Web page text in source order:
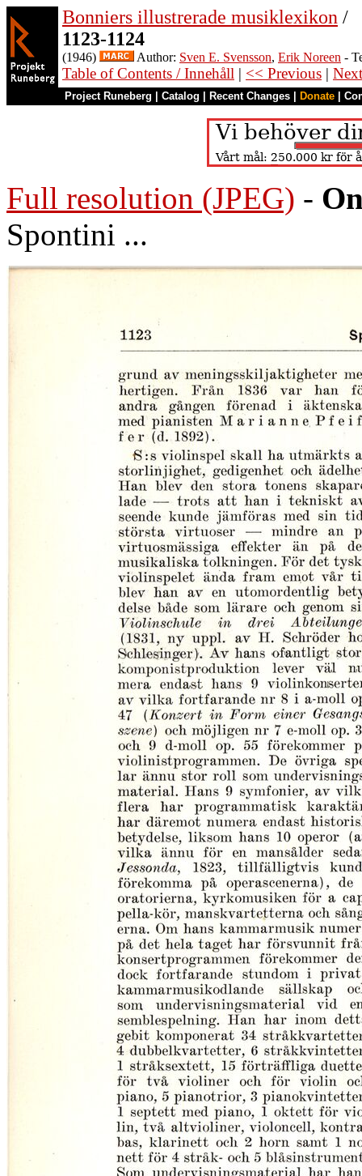
Bonniers illustrerade musiklexikon /
1123-1124
(1946) Author: Sven E. Svensson, Erik Noreen -
Table of Contents / Innehåll | << Previous |
Project Runeberg Catalog Recent Changes Donate
Full resolution (JPEG) -
Spontini ...